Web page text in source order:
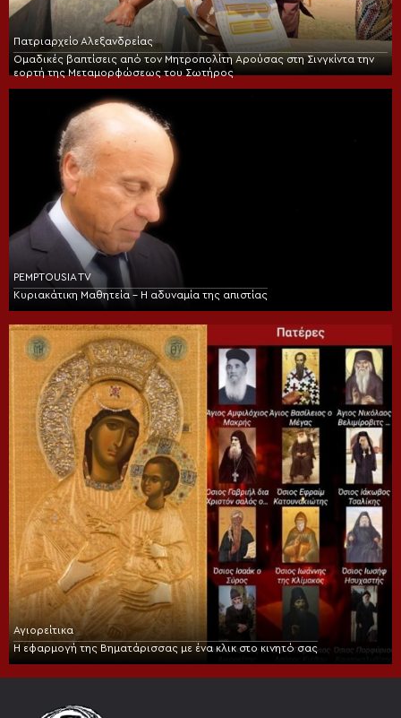
Πατριαρχείο Αλεξανδρείας
Ομαδικές βαπτίσεις από τον Μητροπολίτη Αρούσας στη Σινγκίντα την
εορτή της Μεταμορφώσεως του Σωτήρος
PEMPTOUSIA TV
Κυριακάτικη Μαθητεία – Η αδυναμία της απιστίας
Αγιορείτικα
Η εφαρμογή της Βηματάρισσας με ένα κλικ στο κινητό σας